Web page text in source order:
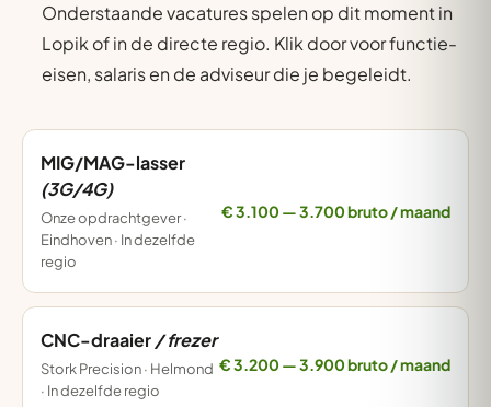
Onderstaande vacatures spelen op dit moment in
Lopik of in de directe regio. Klik door voor functie-
eisen, salaris en de adviseur die je begeleidt.
MIG/MAG-lasser
(3G/4G)
Onze opdrachtgever ·
Eindhoven · In dezelfde
regio
€ 3.100 — 3.700 bruto / maand
CNC-draaier / frezer
Stork Precision · Helmond
· In dezelfde regio
€ 3.200 — 3.900 bruto / maand